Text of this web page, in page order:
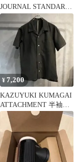
JOURNAL STANDARD
トートバッグ
¥7,200
KAZUYUKI KUMAGAI
ATTACHMENT 半袖シ
ャツ ブラック